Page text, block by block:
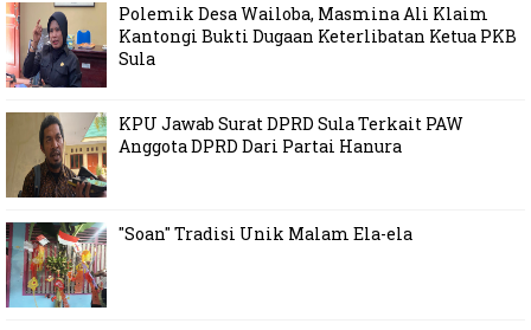
Polemik Desa Wailoba, Masmina Ali Klaim
Kantongi Bukti Dugaan Keterlibatan Ketua PKB
Sula
KPU Jawab Surat DPRD Sula Terkait PAW
Anggota DPRD Dari Partai Hanura
"Soan" Tradisi Unik Malam Ela-ela